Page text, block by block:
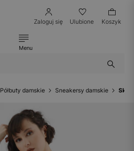
Zaloguj się Ulubione Koszyk
Menu
Półbuty damskie Sneakersy damskie